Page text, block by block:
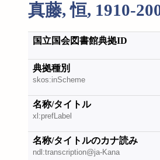
真藤, 恒, 1910-
国立国会図書館典拠ID
典拠種別
skos:inScheme
名称/タイトル
xl:prefLabel
名称/タイトルのカナ読み
ndl:transcription@ja-Kana